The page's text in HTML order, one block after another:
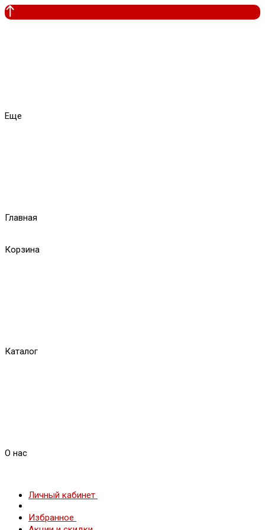
Еще
Главная
Корзина
Каталог
О нас
Личный кабинет
Избранное